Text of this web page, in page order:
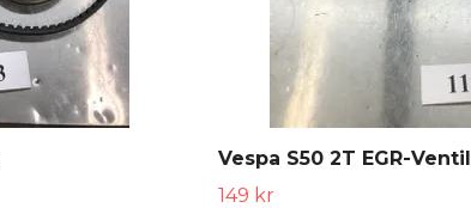
Vespa S50 2T EGR-Ventil
149 kr